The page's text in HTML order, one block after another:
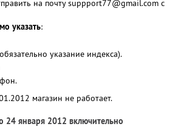
на почту suppport77@gmail.com с
указать:
указание индекса).
магазин не работает.
24 января 2012 включительно